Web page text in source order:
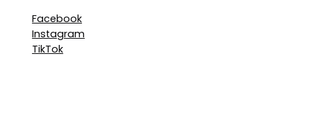
Facebook
Instagram
TikTok